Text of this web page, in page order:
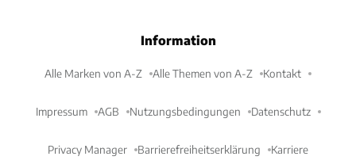
Information
Alle Marken von A-Z Alle Themen von A-Z Kontakt
Impressum AGB Nutzungsbedingungen Datenschutz
Privacy Manager Barrierefreiheitserklärung Karriere